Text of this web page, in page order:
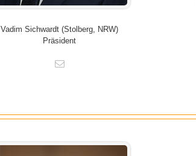
Vadim Sichwardt (Stolberg, NRW)
Präsident